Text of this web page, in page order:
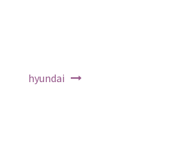
hyundai